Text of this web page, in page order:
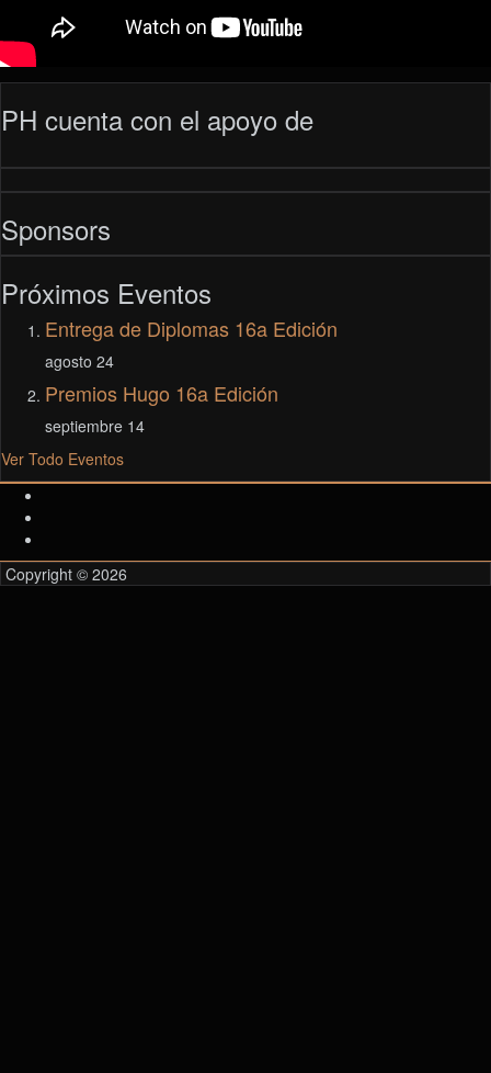
PH cuenta con el apoyo de
Sponsors
Próximos Eventos
Entrega de Diplomas 16a Edición
agosto 24
Premios Hugo 16a Edición
septiembre 14
Ver Todo Eventos
Copyright © 2026